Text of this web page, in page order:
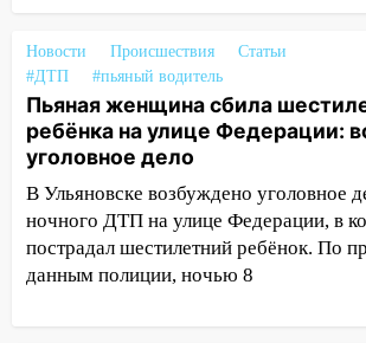
13:35
Непогода продолжает
транспорту: в Ульяновске
сошёл с рельсов
13:22 Упавшие деревья
дороги в Ульяновске: фото
13:17
Непогода в Ульяновске
закончится сегодня: сильные
сохранятся 9 августа
Трижды «брал в долг»
Новости Происшествия
Статьи
#ДТП
#пьяный водитель
Пьяная женщина сбила
ребёнка на улице Федерации:
уголовное дело
В Ульяновске возбуждено уголовное
ночного ДТП на улице Федерации, в
пострадал шестилетний ребёнок. По
данным полиции, ночью 8